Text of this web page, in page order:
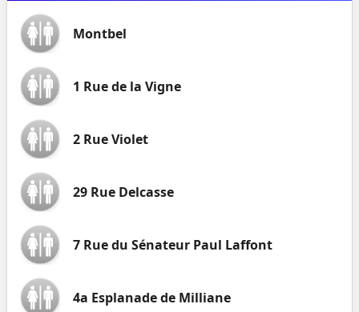
Montbel
1 Rue de la Vigne
2 Rue Violet
29 Rue Delcasse
7 Rue du Sénateur Paul Laffont
4a Esplanade de Milliane